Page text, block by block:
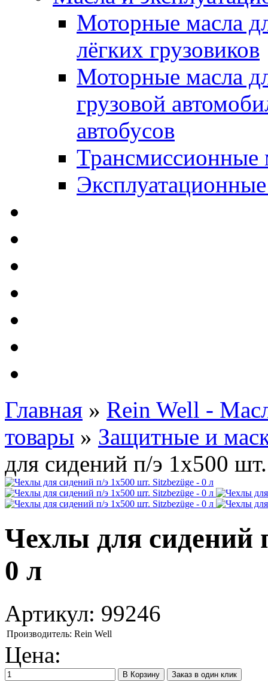
Моторные масла
лёгких грузовиков
Моторные масла
грузовой
автобусов
Трансмиссионные
Главная » Rein Well -
товары » Защитные и
для сидений п/э 1х500
Чехлы для сидений
0 л
Артикул: 99246
Производитель: Rein Well
Цена:
Заказ в один клик